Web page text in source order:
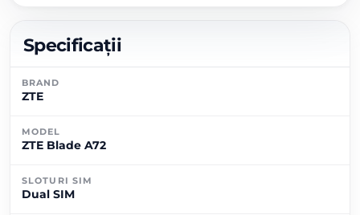
Specificații
BRAND
ZTE
MODEL
ZTE Blade A72
SLOTURI SIM
Dual SIM